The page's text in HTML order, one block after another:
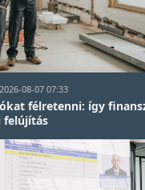
08-07 07:33
félretenni: így
felújítás